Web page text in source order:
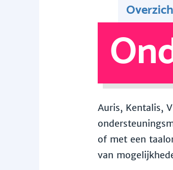
Auris, Kentalis,
of met een
van